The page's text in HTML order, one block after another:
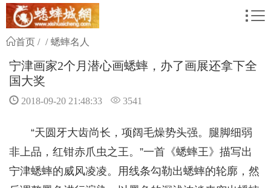
首页 蟋蟀名人
宁津画家2个月潜心画蟋蟀，办了画展还拿下全
国大奖
2018-09-20 21:48:33 3541
“天圆牙大齿尚长，项阔毛燥势头强。腿脚细弱
非上品，红钳赤爪虫之王。”一首《蟋蟀王》描写出
宁津蟋蟀的威风凌凌。用线条勾勒出蟋蟀的轮廓，然